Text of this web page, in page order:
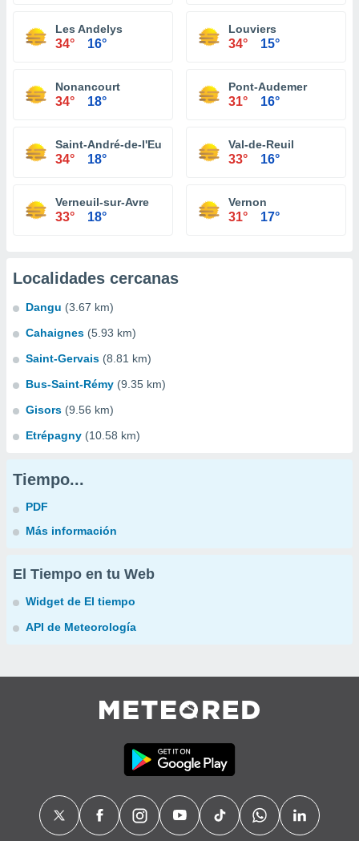
Les Andelys
34° 16°
Louviers
34° 15°
Nonancourt
34° 18°
Pont-Audemer
31° 16°
Saint-André-de-l'Eure
34° 18°
Val-de-Reuil
33° 16°
Verneuil-sur-Avre
33° 18°
Vernon
31° 17°
Localidades cercanas
Dangu (3.67 km)
Cahaignes (5.93 km)
Saint-Gervais (8.81 km)
Bus-Saint-Rémy (9.35 km)
Gisors (9.56 km)
Etrépagny (10.58 km)
Tiempo...
PDF
Más información
El Tiempo en tu Web
Widget de El tiempo
API de Meteorología